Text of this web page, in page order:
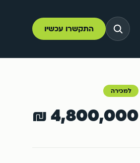
התקשרו עכשיו
למכירה
4,800,000 ₪